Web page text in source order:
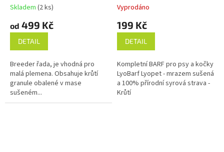
Skladem (2 ks)
od 499 Kč
DETAIL
Breeder řada, je vhodná pro
malá plemena. Obsahuje krůtí
granule obalené v mase
sušeném...
Vyprodáno
199 Kč
DETAIL
Kompletní BARF pro psy a kočky
LyoBarf Lyopet - mrazem sušená
a 100% přírodní syrová strava -
Krůtí